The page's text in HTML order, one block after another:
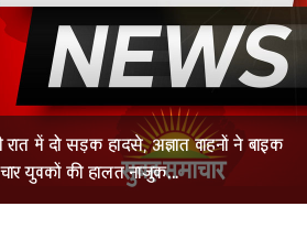
में दो सड़क हादसे, अज्ञात वाहनों ने बाइक
चार युवकों की हालत नाजुक...